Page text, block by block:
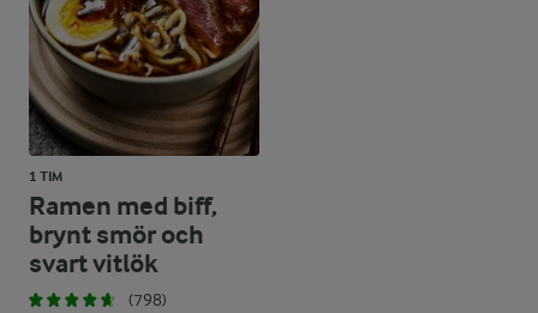
1 TIM
Ramen med biff,
brynt smör och
svart vitlök
(798)